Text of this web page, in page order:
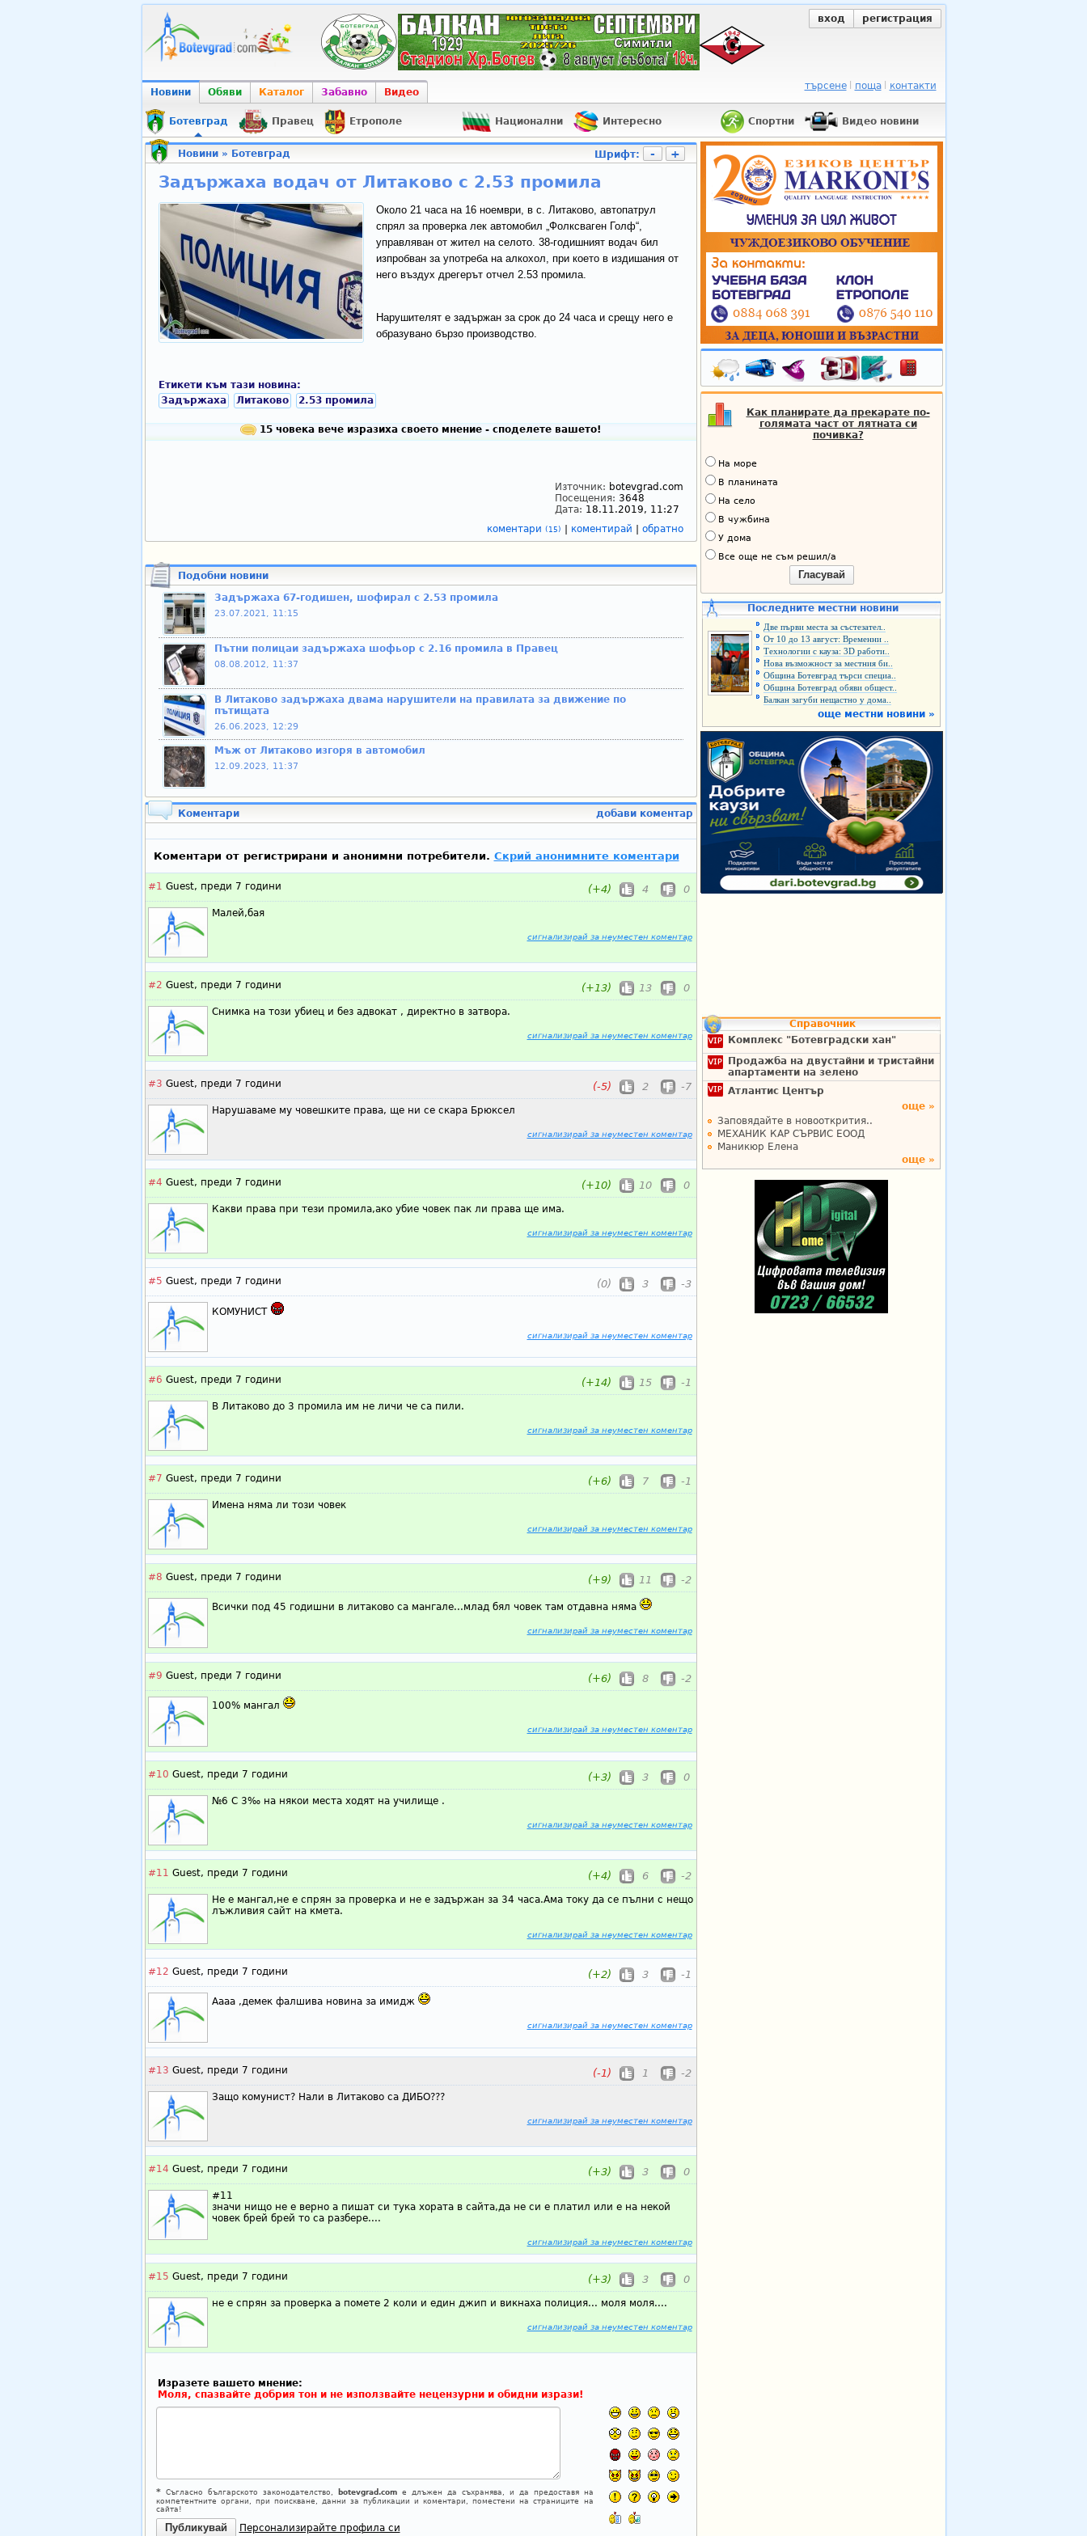
вход регистрация
Новини Обяви Каталог Забавно Видео
търсене поща контакти
Ботевград Правец Етрополе Национални Интересно Спортни Видео новини
Новини» Ботевград Шрифт: - +
Задържаха водач от Литаково с 2.53 промила
Около 21 часа на 16 ноември, в с. Литаково, автопатрул
спрял за проверка лек автомобил „Фолксваген Голф“,
управляван от жител на селото. 38-годишният водач бил
изпробван за употреба на алкохол, при което в издишания от
него въздух дрегерът отчел 2.53 промила.
Нарушителят е задържан за срок до 24 часа и срещу него е
образувано бързо производство.
Етикети към тази новина:
Задържаха
Литаково 2.53 промила
15 човека вече изразиха своето мнение - споделете вашето!
Източник: botevgrad.com
Посещения: 3648
Дата: 18.11.2019, 11:27
коментари (15) коментирай обратно
Подобни новини
Задържаха 67-годишен, шофирал с 2.53 промила
23.07.2021, 11:15
Пътни полицаи задържаха шофьор с 2.16 промила в Правец
08.08.2012, 11:37
В Литаково задържаха двама нарушители на правилата за движение по
пътищата
26.06.2023, 12:29
Мъж от Литаково изгоря в автомобил
12.09.2023, 11:37
Коментари добави коментар
Коментари от регистрирани и анонимни потребители. Скрий анонимните коментари
#1 Guest, преди 7 години (+4) 4 0
Малей,бая
сигнализирай за неуместен коментар
#2 Guest, преди 7 години (+13) 13 0
Снимка на този убиец и без адвокат , директно в затвора.
сигнализирай за неуместен коментар
#3 Guest, преди 7 години (-5) 2 -7
Нарушаваме му човешките права, ще ни се скара Брюксел
сигнализирай за неуместен коментар
#4 Guest, преди 7 години (+10) 10 0
Какви права при тези промила,ако убие човек пак ли права ще има.
сигнализирай за неуместен коментар
#5 Guest, преди 7 години (0) 3 -3
КОМУНИСТ
сигнализирай за неуместен коментар
#6 Guest, преди 7 години (+14) 15 -1
В Литаково до 3 промила им не личи че са пили.
сигнализирай за неуместен коментар
#7 Guest, преди 7 години (+6) 7 -1
Имена няма ли този човек
сигнализирай за неуместен коментар
#8 Guest, преди 7 години (+9) 11 -2
Всички под 45 годишни в литаково са мангале...млад бял човек там отдавна няма
сигнализирай за неуместен коментар
#9 Guest, преди 7 години (+6) 8 -2
100% мангал
сигнализирай за неуместен коментар
#10 Guest, преди 7 години (+3) 3 0
№6 С 3‰ на някои места ходят на училище .
сигнализирай за неуместен коментар
#11 Guest, преди 7 години (+4) 6 -2
Не е мангал,не е спрян за проверка и не е задържан за 34 часа.Ама току да се пълни с нещо
лъжливия сайт на кмета.
сигнализирай за неуместен коментар
#12 Guest, преди 7 години (+2) 3 -1
Аааа ,демек фалшива новина за имидж
сигнализирай за неуместен коментар
#13 Guest, преди 7 години (-1) 1 -2
Защо комунист? Нали в Литаково са ДИБО???
сигнализирай за неуместен коментар
#14 Guest, преди 7 години (+3) 3 0
#11
значи нищо не е верно а пишат си тука хората в сайта,да не си е платил или е на некой
човек брей брей то са разбере....
сигнализирай за неуместен коментар
#15 Guest, преди 7 години (+3) 3 0
не е спрян за проверка а помете 2 коли и един джип и викнаха полиция... моля моля....
сигнализирай за неуместен коментар
Изразете вашето мнение:
Моля, спазвайте добрия тон и не използвайте нецензурни и обидни изрази!
*Съгласно българското законодателство, botevgrad.comе длъжен да съхранява, и да предоставя на
компетентните органи, при поискване, данни за публикации и коментари, поместени на страниците на
сайта!
Персонализирайте профила си
Как планирате да прекарате по-
голямата част от лятната си
почивка?
На море
В планината
На село
В чужбина
У дома
Все още не съм решил/а
Гласувай
Последните местни новини
Две първи места за състезател..
От 10 до 13 август: Временни ..
Технологии с кауза: 3D работи..
Нова възможност за местния би..
Община Ботевград търси специа..
Община Ботевград обяви общест..
Балкан загуби нещастно у дома..
още местни новини »
Справочник
Комплекс "Ботевградски хан"
Продажба на двустайни и тристайни
апартаменти на зелено
Атлантис Център
още »
Заповядайте в новооткрития..
МЕХАНИК КАР СЪРВИС ЕООД
Маникюр Елена
още »